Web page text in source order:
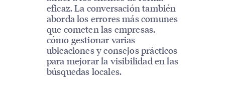
eficaz. La conversación también
aborda los errores más comunes
que cometen las empresas,
cómo gestionar varias
ubicaciones y consejos prácticos
para mejorar la visibilidad en las
búsquedas locales.